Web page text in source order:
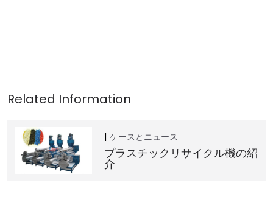
ケースとニュース
プラスチックリサイクル機の紹
介